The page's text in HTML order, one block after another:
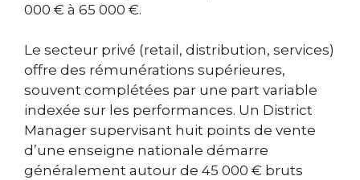
000 € à 65 000 €.
Le secteur privé (retail, distribution, services)
offre des rémunérations supérieures,
souvent complétées par une part variable
indexée sur les performances. Un District
Manager supervisant huit points de vente
d’une enseigne nationale démarre
généralement autour de 45 000 € bruts